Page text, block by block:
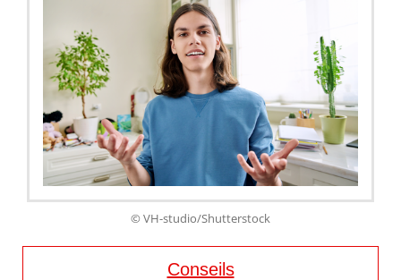
© VH-studio/Shutterstock
Conseils